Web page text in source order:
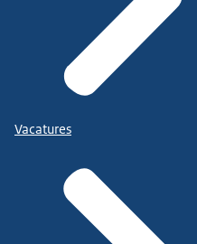
Vacatures